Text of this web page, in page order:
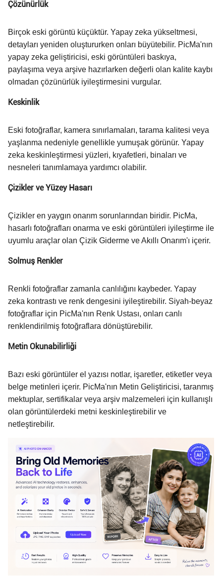
Çözünürlük
Birçok eski görüntü küçüktür. Yapay zeka yükseltmesi,
detayları yeniden oluştururken onları büyütebilir. PicMa'nın
yapay zeka geliştiricisi, eski görüntüleri baskıya,
paylaşıma veya arşive hazırlarken değerli olan kalite kaybı
olmadan çözünürlük iyileştirmesini vurgular.
Keskinlik
Eski fotoğraflar, kamera sınırlamaları, tarama kalitesi veya
yaşlanma nedeniyle genellikle yumuşak görünür. Yapay
zeka keskinleştirmesi yüzleri, kıyafetleri, binaları ve
nesneleri tanımlamaya yardımcı olabilir.
Çizikler ve Yüzey Hasarı
Çizikler en yaygın onarım sorunlarından biridir. PicMa,
hasarlı fotoğrafları onarma ve eski görüntüleri iyileştirme ile
uyumlu araçlar olan Çizik Giderme ve Akıllı Onarım'ı içerir.
Solmuş Renkler
Renkli fotoğraflar zamanla canlılığını kaybeder. Yapay
zeka kontrastı ve renk dengesini iyileştirebilir. Siyah-beyaz
fotoğraflar için PicMa'nın Renk Ustası, onları canlı
renklendirilmiş fotoğraflara dönüştürebilir.
Metin Okunabilirliği
Bazı eski görüntüler el yazısı notlar, işaretler, etiketler veya
belge metinleri içerir. PicMa'nın Metin Geliştiricisi, taranmış
mektuplar, sertifikalar veya arşiv malzemeleri için kullanışlı
olan görüntülerdeki metni keskinleştirebilir ve
netleştirebilir.